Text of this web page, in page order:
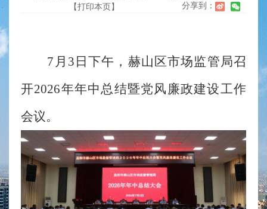
互动交流【打印本页】
分享到：
7月3日下午，赫山区市场监管局召
开2026年年中总结暨党风廉政建设工作
会议。